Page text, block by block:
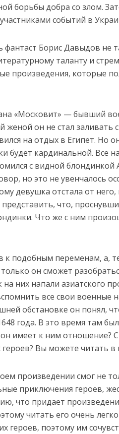
борьбы добра со злом.
событий в
фантаст Борис Давыдов не
таланту и
произведения, которые
«Московит» — бывший
женой он не стал
на отдых в Египет. Но
будет кардинальной. Все
с видной блондинкой
но это не увенчалось
девушка отстала от
что,
Что же с ним
к подобным переменам, а,
он сможет
на них напали азиатского
все свои военные
обстановке он понял,
года. В это время там
имеет к ним отношение?
Вы можете читать в
произведении смог не
приключения героев,
что придает
читать его очень
героев, поэтому им